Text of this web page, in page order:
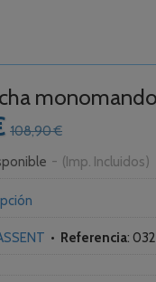
108,90 €
- (Imp. Incluidos)
• Referencia: